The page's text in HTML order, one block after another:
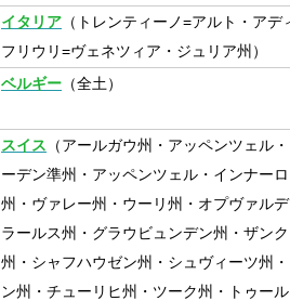
イタリア （トレンティーノ=アルト・アデ
フリウリ=ヴェネツィア・ジュリア州）
ベルギー （全土）
スイス （アールガウ州・アッペンツェル
ーデン準州・アッペンツェル・インナー
州・ヴァレー州・ウーリ州・オプヴァル
ラールス州・グラウビュンデン州・ザン
州・シャフハウゼン州・シュヴィーツ州
ン州・チューリヒ州・ツーク州・トゥー